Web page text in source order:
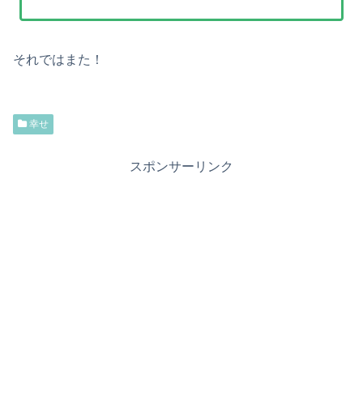
それではまた！
幸せ
スポンサーリンク